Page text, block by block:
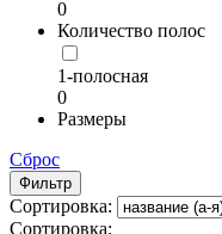
0
Количество полос
1-полосная
0
Размеры
Сброс
Фильтр
Сортировка:
Сортировка: